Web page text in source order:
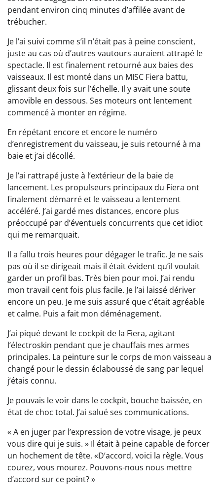
pendant environ cinq minutes d’affilée avant de
trébucher.
Je l’ai suivi comme s’il n’était pas à peine conscient,
juste au cas où d’autres vautours auraient attrapé le
spectacle. Il est finalement retourné aux baies des
vaisseaux. Il est monté dans un MISC Fiera battu,
glissant deux fois sur l’échelle. Il y avait une soute
amovible en dessous. Ses moteurs ont lentement
commencé à monter en régime.
En répétant encore et encore le numéro
d’enregistrement du vaisseau, je suis retourné à ma
baie et j’ai décollé.
Je l’ai rattrapé juste à l’extérieur de la baie de
lancement. Les propulseurs principaux du Fiera ont
finalement démarré et le vaisseau a lentement
accéléré. J’ai gardé mes distances, encore plus
préoccupé par d’éventuels concurrents que cet idiot
qui me remarquait.
Il a fallu trois heures pour dégager le trafic. Je ne sais
pas où il se dirigeait mais il était évident qu’il voulait
garder un profil bas. Très bien pour moi. J’ai rendu
mon travail cent fois plus facile. Je l’ai laissé dériver
encore un peu. Je me suis assuré que c’était agréable
et calme. Puis a fait mon déménagement.
J’ai piqué devant le cockpit de la Fiera, agitant
l’électroskin pendant que je chauffais mes armes
principales. La peinture sur le corps de mon vaisseau a
changé pour le dessin éclaboussé de sang par lequel
j’étais connu.
Je pouvais le voir dans le cockpit, bouche baissée, en
état de choc total. J’ai salué ses communications.
« A en juger par l’expression de votre visage, je peux
vous dire qui je suis. » Il était à peine capable de forcer
un hochement de tête. «D’accord, voici la règle. Vous
courez, vous mourez. Pouvons-nous nous mettre
d’accord sur ce point? »